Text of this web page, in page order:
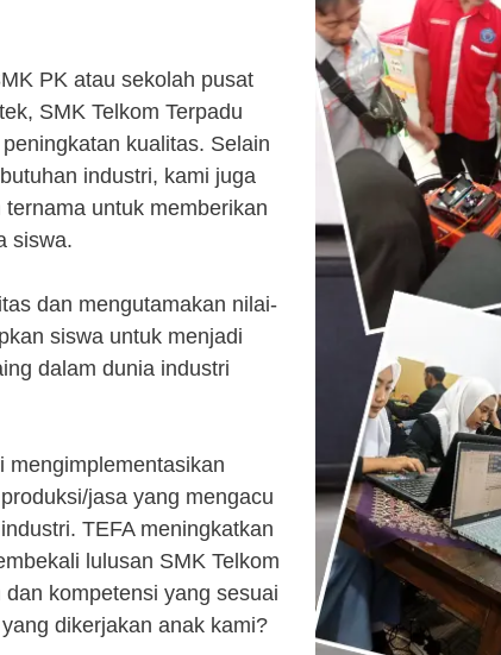
PK atau sekolah pusat
SMK Telkom Terpadu
kualitas. Selain
industri, kami juga
untuk memberikan
siswa.
dan mengutamakan nilai-
siswa untuk menjadi
dalam dunia industri
mengimplementasikan
jasa yang mengacu
TEFA meningkatkan
lulusan SMK Telkom
kompetensi yang sesuai
dikerjakan anak kami?